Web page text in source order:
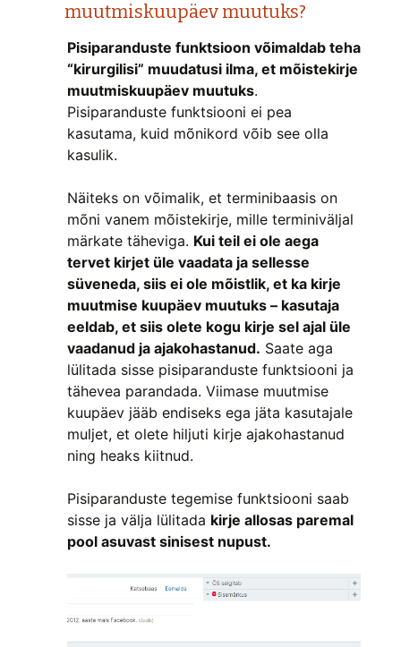
muutmiskuupäev muutuks?
Pisiparanduste funktsioon võimaldab teha
“kirurgilisi” muudatusi ilma, et mõistekirje
muutmiskuupäev muutuks.
Pisiparanduste funktsiooni ei pea
kasutama, kuid mõnikord võib see olla
kasulik.
Näiteks on võimalik, et terminibaasis on
mõni vanem mõistekirje, mille terminiväljal
märkate täheviga. Kui teil ei ole aega
tervet kirjet üle vaadata ja sellesse
süveneda, siis ei ole mõistlik, et ka kirje
muutmise kuupäev muutuks – kasutaja
eeldab, et siis olete kogu kirje sel ajal üle
vaadanud ja ajakohastanud. Saate aga
lülitada sisse pisiparanduste funktsiooni ja
tähevea parandada. Viimase muutmise
kuupäev jääb endiseks ega jäta kasutajale
muljet, et olete hiljuti kirje ajakohastanud
ning heaks kiitnud.
Pisiparanduste tegemise funktsiooni saab
sisse ja välja lülitada kirje allosas paremal
pool asuvast sinisest nupust.